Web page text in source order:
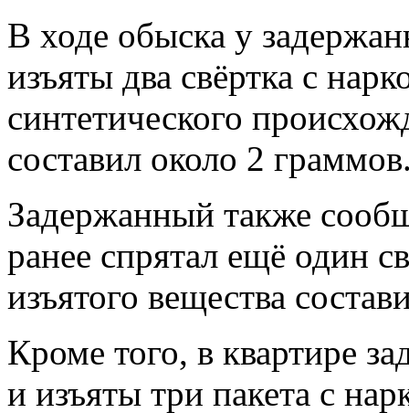
В ходе обыска у
изъяты два свёртка с
синтетического
составил около 2
Задержанный также
ранее спрятал ещё один
изъятого вещества
Кроме того, в квартире
и изъяты три пакета с